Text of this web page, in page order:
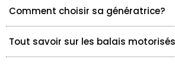
Comment choisir sa génératrice?
Tout savoir sur les balais motorisés